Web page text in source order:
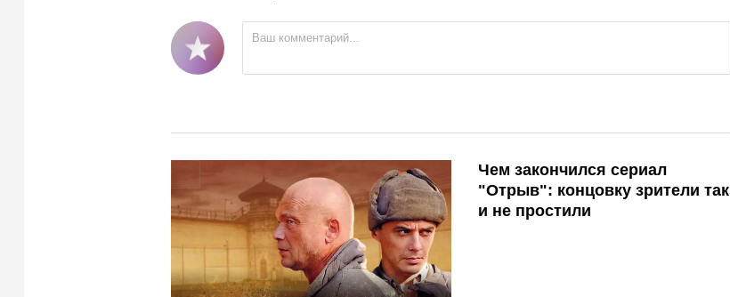
Чем закончился сериал
"Отрыв": концовку зрители так
и не простили